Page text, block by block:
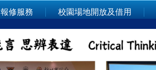
報修服務 校園場地開放及借用